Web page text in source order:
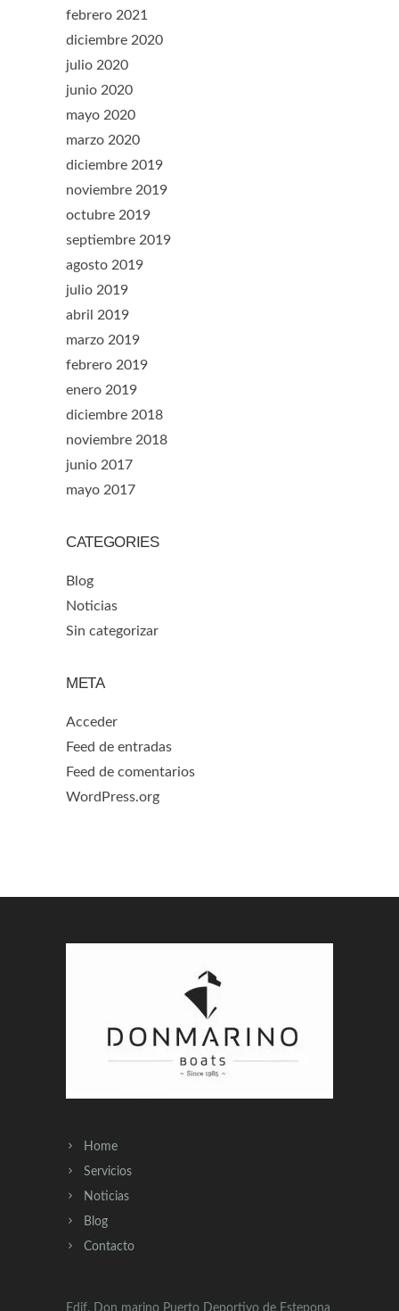
febrero 2021
diciembre 2020
julio 2020
junio 2020
mayo 2020
marzo 2020
diciembre 2019
noviembre 2019
octubre 2019
septiembre 2019
agosto 2019
julio 2019
abril 2019
marzo 2019
febrero 2019
enero 2019
diciembre 2018
noviembre 2018
junio 2017
mayo 2017
CATEGORIES
Blog
Noticias
Sin categorizar
META
Acceder
Feed de entradas
Feed de comentarios
WordPress.org
Home
Servicios
Noticias
Blog
Contacto
Edif. Don marino Puerto Deportivo de Estepona